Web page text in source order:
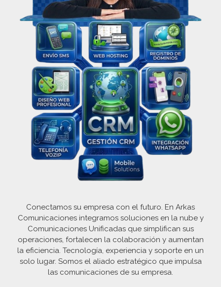
Conectamos su empresa con el futuro. En Arkas
Comunicaciones integramos soluciones en la nube y
Comunicaciones Unificadas que simplifican sus
operaciones, fortalecen la colaboración y aumentan
la eficiencia. Tecnología, experiencia y soporte en un
solo lugar. Somos el aliado estratégico que impulsa
las comunicaciones de su empresa.